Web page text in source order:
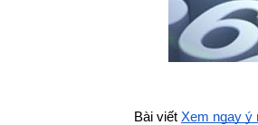
Bài viết Xem ngay ý